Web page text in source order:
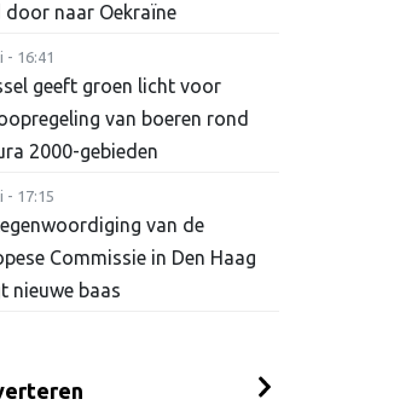
door naar Oekraïne
- 16:41
geeft groen licht voor
van boeren rond
2000-gebieden
- 17:15
van de
Commissie in Den Haag
nieuwe baas